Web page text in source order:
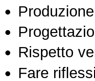
Rispetto
Fare